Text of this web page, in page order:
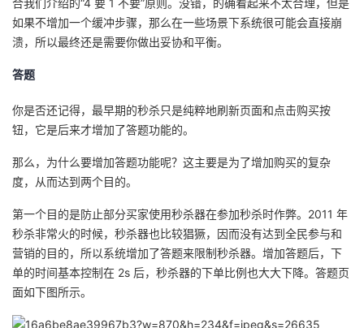
合我们介绍的“4 要 1 不要”原则。没错，的确看起来不太合理，但是
如果不增加一个缓冲步骤，那么在一些场景下系统很可能会直接崩
溃，所以最终还是需要你做出妥协和平衡。
答题
你是否还记得，最早期的秒杀只是纯粹地刷新页面和点击购买按
钮，它是后来才增加了答题功能的。
那么，为什么要增加答题功能呢？这主要是为了增加购买的复杂
度，从而达到两个目的。
第一个目的是防止部分买家使用秒杀器在参加秒杀时作弊。2011 年
秒杀非常火的时候，秒杀器也比较猖獗，因而没有达到全民参与和
营销的目的，所以系统增加了答题来限制秒杀器。增加答题后，下
单的时间基本控制在 2s 后，秒杀器的下单比例也大大下降。答题页
面如下图所示。